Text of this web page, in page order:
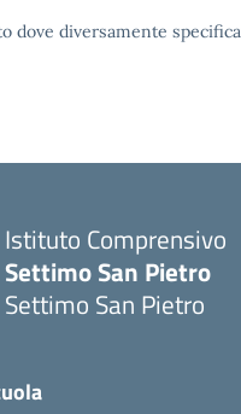
dove diversamente
Istituto Comprensivo
Settimo San Pietro
Settimo San Pietro